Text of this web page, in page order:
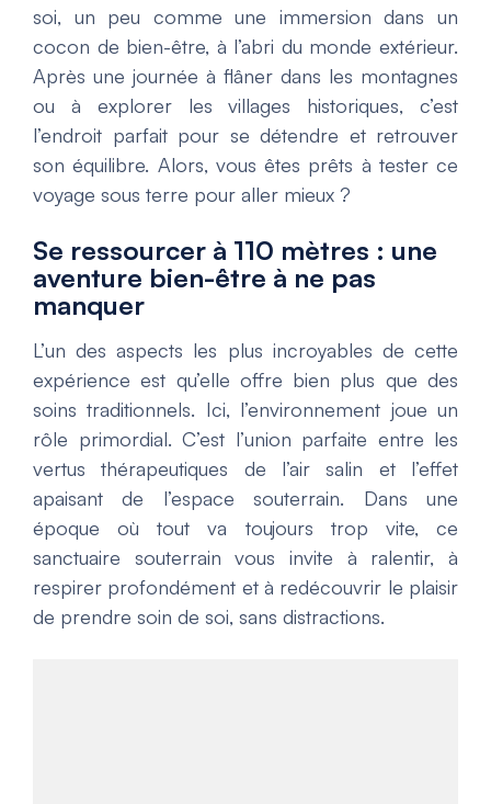
soi, un peu comme une immersion dans un
cocon de bien-être, à l’abri du monde extérieur.
Après une journée à flâner dans les montagnes
ou à explorer les villages historiques, c’est
l’endroit parfait pour se détendre et retrouver
son équilibre. Alors, vous êtes prêts à tester ce
voyage sous terre pour aller mieux ?
Se ressourcer à 110 mètres : une
aventure bien-être à ne pas
manquer
L’un des aspects les plus incroyables de cette
expérience est qu’elle offre bien plus que des
soins traditionnels. Ici, l’environnement joue un
rôle primordial. C’est l’union parfaite entre les
vertus thérapeutiques de l’air salin et l’effet
apaisant de l’espace souterrain. Dans une
époque où tout va toujours trop vite, ce
sanctuaire souterrain vous invite à ralentir, à
respirer profondément et à redécouvrir le plaisir
de prendre soin de soi, sans distractions.